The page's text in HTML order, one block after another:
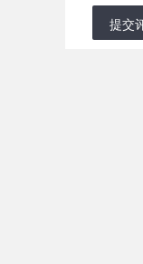
提交